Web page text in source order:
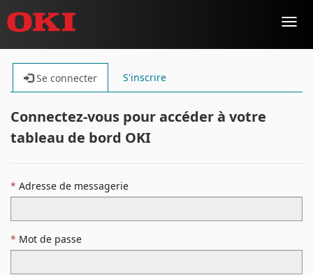
Se connecter S'inscrire
Connectez-vous pour accéder à votre
tableau de bord OKI
Adresse de messagerie
Mot de passe